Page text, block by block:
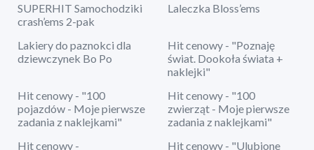
SUPERHIT Samochodziki
crash’ems 2-pak
Laleczka Bloss’ems
Lakiery do paznokci dla
dziewczynek Bo Po
Hit cenowy - "Poznaję
świat. Dookoła świata +
naklejki"
Hit cenowy - "100
pojazdów - Moje pierwsze
zadania z naklejkami"
Hit cenowy - "100
zwierząt - Moje pierwsze
zadania z naklejkami"
Hit cenowy -
Hit cenowy - "Ulubione